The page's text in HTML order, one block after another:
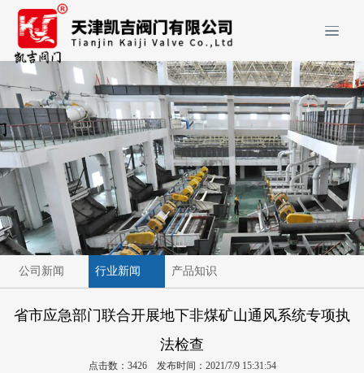
公司新闻 行业新闻 产品知识
省市应急部门联合开展地下非煤矿山通风系统专项执
法检查
点击数：3426 发布时间：2021/7/9 15:31:54